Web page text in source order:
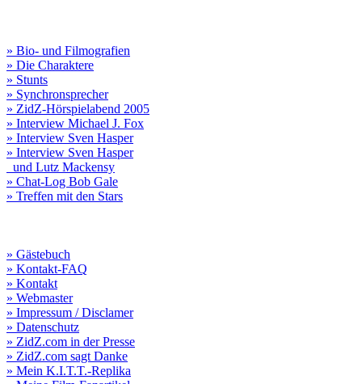
» Bio- und Filmografien
» Die Charaktere
» Stunts
» Synchronsprecher
» ZidZ-Hörspielabend 2005
» Interview Michael J. Fox
» Interview Sven Hasper
» Interview Sven Hasper
und Lutz Mackensy
» Chat-Log Bob Gale
» Treffen mit den Stars
» Gästebuch
» Kontakt-FAQ
» Kontakt
» Webmaster
» Impressum / Disclamer
» Datenschutz
» ZidZ.com in der Presse
» ZidZ.com sagt Danke
» Mein K.I.T.T.-Replika